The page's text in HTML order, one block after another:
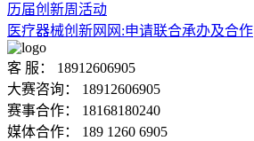
历届创新周活动
医疗器械创新网网:申请联合承办及合作
客 服：
18912606905
大赛咨询：
18912606905
赛事合作：
18168180240
媒体合作：
189 1260 6905